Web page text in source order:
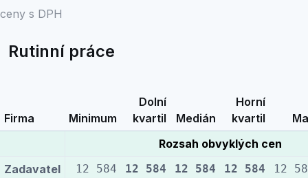
ceny s DPH
Rutinní práce
Firma Minimum
Dolní
kvartil
Medián
Horní
kvartil
Rozsah obvyklých cen
Zadavatel
12 584 12 584 12 584 12 584 12